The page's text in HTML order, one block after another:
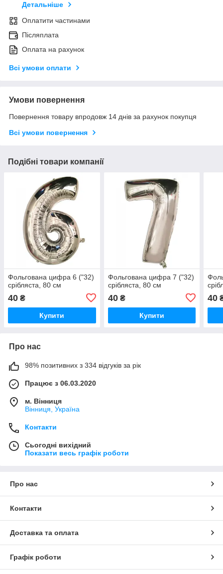
Детальніше
Оплатити частинами
Післяплата
Оплата на рахунок
Всі умови оплати
Умови повернення
Повернення товару впродовж 14 днів за рахунок покупця
Всі умови повернення
Подібні товари компанії
Фольгована цифра 6 ("32)
срібляста, 80 см
40 ₴
Купити
Фольгована цифра 7 ("32)
срібляста, 80 см
40₴
Купити
40
Про нас
98% позитивних з 334 відгуків за рік
Працює з 06.03.2020
м. Вінниця
Вінниця, Україна
Контакти
Сьогодні вихідний
Показати весь графік роботи
Про нас
Контакти
Доставка та оплата
Графік роботи